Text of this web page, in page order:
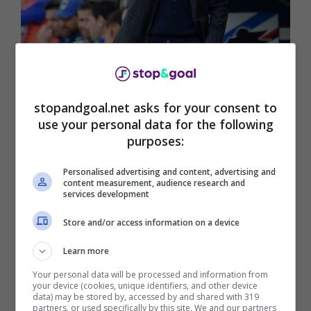
Montella può tornare alla Sampdoria (Ansa, Simone Arveda) –
Evitato il fallimento,la Samp ripartirà dalla
e proverà in tutto e per tutto a imitare il
attraverso un progetto solido, credibile, di
grande crescita. Un progetto che potrebbe
stuzzicare anche le ambizioni di Montella.
Se in Turchia è riuscito infatti a ricostruirsi una
credibilità, portando
stagione che sta per concludersi fino a uno
storico quarto posto in classifica, in Italia le
stopandgoal.net asks for your consent to
use your personal data for the following
purposes:
Personalised advertising and content, advertising and
content measurement, audience research and
services development
Store and/or access information on a device
Learn more
Your personal data will be processed and information from
your device (cookies, unique identifiers, and other device
data) may be stored by, accessed by and shared with 319
partners, or used specifically by this site. We and our partners